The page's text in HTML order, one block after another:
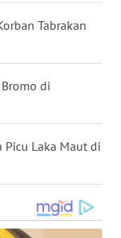
Tabrakan
di
Picu Laka Maut di